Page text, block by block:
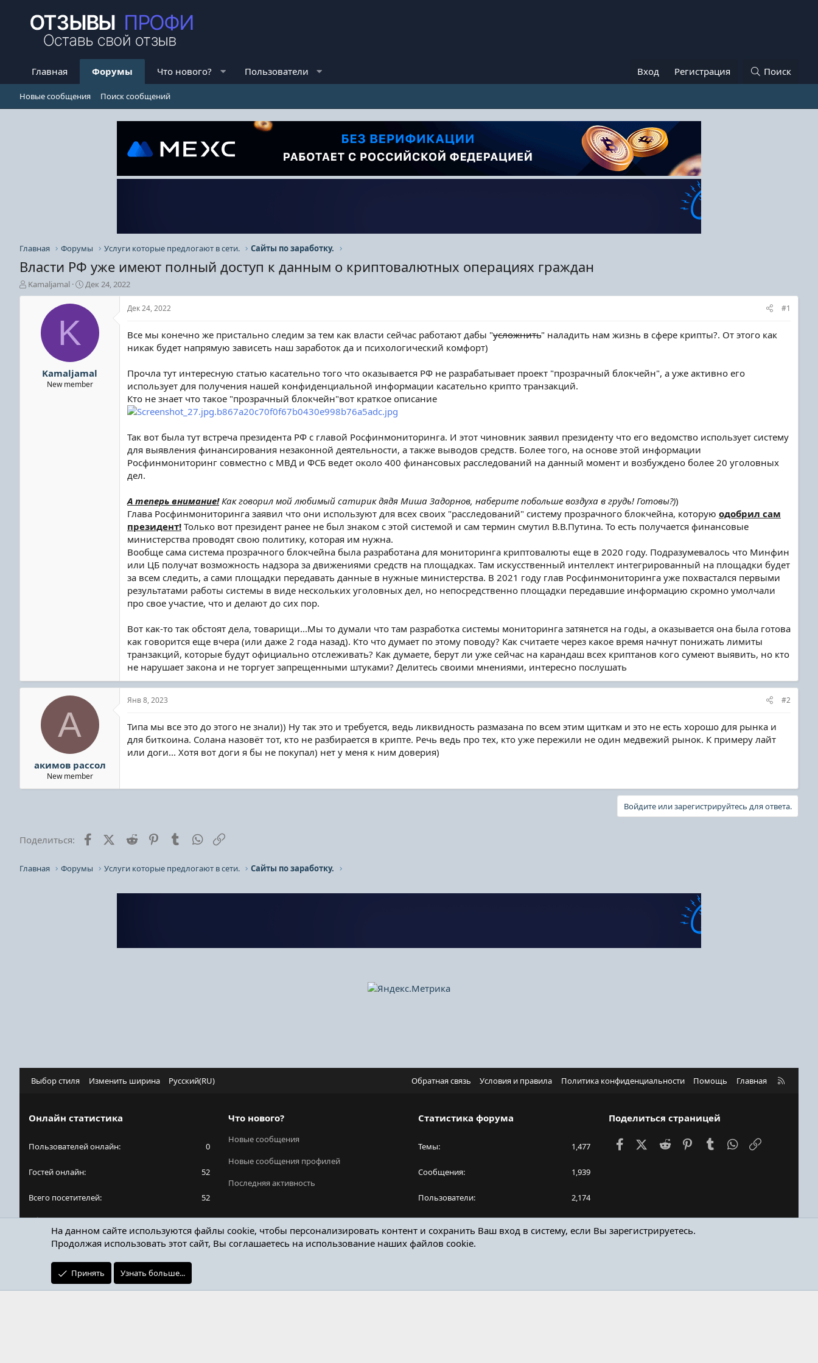
Главная Форумы Что нового? Пользователи Вход Регистрация Поиск
Новые сообщения Поиск сообщений
Главная Форумы Услуги которые предлогают в сети. Сайты по заработку.
Власти РФ уже имеют полный доступ к данным о криптовалютных операциях граждан
А
в
Kamaljamal
Д
а
т
а
л
а
Дек 24, 2022
K
Kamaljamal
New member
Дек 24, 2022 #1
Все мы конечно же пристально следим за тем как власти сейчас работают дабы "усложнить" наладить нам жизнь в сфере крипты?. От этого как
никак будет напрямую зависеть наш заработок да и психологический комфорт)
Прочла тут интересную статью касательно того что оказывается РФ не разрабатывает проект "прозрачный блокчейн", а уже активно его
использует для получения нашей конфиденциальной информации касательно крипто транзакций.
Кто не знает что такое "прозрачный блокчейн"вот краткое описание
Так вот была тут встреча президента РФ с главой Росфинмониторинга. И этот чиновник заявил президенту что его ведомство использует систему
для выявления финансирования незаконной деятельности, а также выводов средств. Более того, на основе этой информации
Росфинмониторинг совместно с МВД и ФСБ ведет около 400 финансовых расследований на данный момент и возбуждено более 20 уголовных
дел.
А теперь внимание! Как говорил мой любимый сатирик дядя Миша Задорнов, наберите побольше воздуха в грудь! Готовы?))
Глава Росфинмониторинга заявил что они используют для всех своих "расследований" систему прозрачного блокчейна, которую одобрил сам
президент! Только вот президент ранее не был знаком с этой системой и сам термин смутил В.В.Путина. То есть получается финансовые
министерства проводят свою политику, которая им нужна.
Вообще сама система прозрачного блокчейна была разработана для мониторинга криптовалюты еще в 2020 году. Подразумевалось что Минфин
или ЦБ получат возможность надзора за движениями средств на площадках. Там искусственный интеллект интегрированный на площадки будет
за всем следить, а сами площадки передавать данные в нужные министерства. В 2021 году глав Росфинмониторинга уже похвастался первыми
результатами работы системы в виде нескольких уголовных дел, но непосредственно площадки передавшие информацию скромно умолчали
про свое участие, что и делают до сих пор.
Вот как-то так обстоят дела, товарищи...Мы то думали что там разработка системы мониторинга затянется на годы, а оказывается она была готова
как говорится еще вчера (или даже 2 года назад). Кто что думает по этому поводу? Как считаете через какое время начнут понижать лимиты
транзакций, которые будут официально отслеживать? Как думаете, берут ли уже сейчас на карандаш всех криптанов кого сумеют выявить, но кто
не нарушает закона и не торгует запрещенными штуками? Делитесь своими мнениями, интересно послушать
А
акимов рассол
New member
Янв 8, 2023 #2
Типа мы все это до этого не знали)) Ну так это и требуется, ведь ликвидность размазана по всем этим щиткам и это не есть хорошо для рынка и
для биткоина. Солана назовёт тот, кто не разбирается в крипте. Речь ведь про тех, кто уже пережили не один медвежий рынок. К примеру лайт
или доги... Хотя вот доги я бы не покупал) нет у меня к ним доверия)
Войдите или зарегистрируйтесь для ответа.
Поделиться: FacebookX (Twitter)
Reddit PinterestTumblr WhatsApp
Главная Форумы Услуги которые предлогают в сети. Сайты по заработку.
Выбор стиля Изменить ширина Русский(RU) Обратная связь Условия и правила Политика конфиденциальности Помощь Главная
R
Онлайн статистика
Пользователей онлайн 0
Гостей онлайн 52
Всего посетителей 52
Общее количество посетителей может включать
в себя скрытых пользователей.
Что нового?
Новые сообщения
Новые сообщения профилей
Последняя активность
Статистика форума
Темы 1,477
Сообщения 1,939
Пользователи 2,174
Поделиться страницей
FacebookX (Twitter)
Reddit PinterestTumblr WhatsApp
На данном сайте используются файлы cookie, чтобы персонализировать контент и сохранить Ваш вход в систему, если Вы зарегистрируетесь.
Продолжая использовать этот сайт, Вы соглашаетесь на использование наших файлов cookie.
Принять Узнать больше...